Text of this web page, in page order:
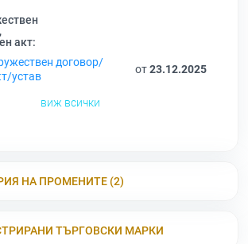
акт:
договор/
устав
от23.12.2025
виж всички
НА ПРОМЕНИТЕ (2)
ТЪРГОВСКИ МАРКИ